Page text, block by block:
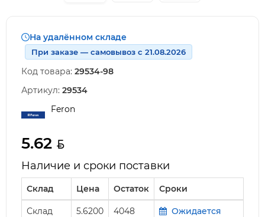
На удалённом складе
При заказе — самовывоз с 21.08.2026
Код товара: 29534-98
Артикул: 29534
Feron
5.62
Наличие и сроки поставки
Склад Цена Остаток Сроки
Склад
5.6200 4048
Ожидается